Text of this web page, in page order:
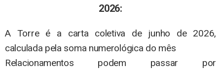
2026:
A Torre é a carta coletiva de junho de 2026,
calculada pela soma numerológica do mês
Relacionamentos podem passar por